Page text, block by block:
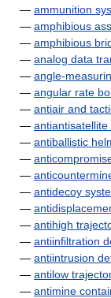
— ammunition
— amphibious
— amphibious
— analog data
— angle-
— angular rate
— antiair and
— antiantisatellite
— antiballistic
—
—
— antidecoy
—
— antihigh
— antiinfiltration
— antiintrusion
— antilow
— antimine